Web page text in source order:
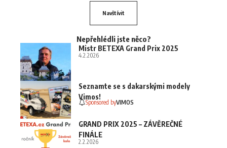
Navštívit
Nepřehlédli jste něco?
Mistr BETEXA Grand Prix 2025
4.2.2026
Seznamte se s dakarskými modely
Vimos!
Sponsored byVIMOS
GRAND PRIX 2025 – ZÁVĚREČNÉ
FINÁLE
2.2.2026